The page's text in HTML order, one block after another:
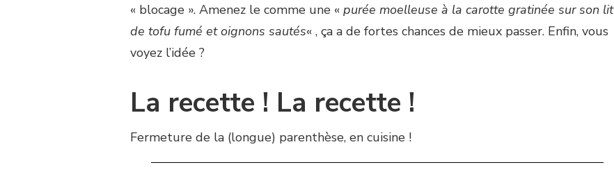
« blocage ». Amenez le comme une « purée moelleuse à la carotte gratinée sur son lit
de tofu fumé et oignons sautés« , ça a de fortes chances de mieux passer. Enfin, vous
voyez l’idée ?
La recette ! La recette !
Fermeture de la (longue) parenthèse, en cuisine !